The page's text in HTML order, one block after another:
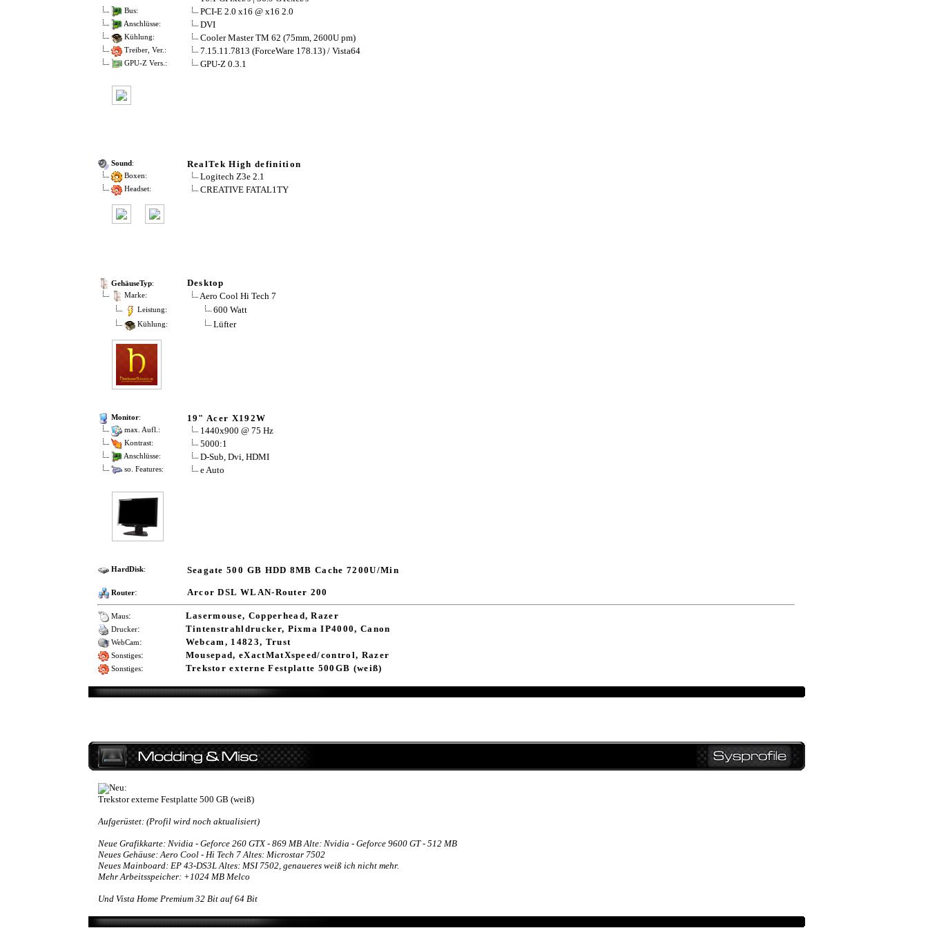
Bus: PCI-E 2.0 x16 @ x16 2.0
Anschlüsse: DVI
Kühlung: Cooler Master TM 62 (75mm, 2600U pm)
Treiber, Ver.: 7.15.11.7813 (ForceWare 178.13) / Vista64
GPU-Z Vers.: GPU-Z 0.3.1
Sound: RealTek High definition
Boxen: Logitech Z3e 2.1
Headset: CREATIVE FATAL1TY
GehäuseTyp: Desktop
Marke: Aero Cool Hi Tech 7
Leistung: 600 Watt
Kühlung: Lüfter
Monitor: 19" Acer X192W
max. Aufl.: 1440x900 @ 75 Hz
Kontrast: 5000:1
Anschlüsse: D-Sub, Dvi, HDMI
so. Features: e Auto
HardDisk: Seagate 500 GB HDD 8MB Cache 7200U/Min
Router: Arcor DSL WLAN-Router 200
Maus: Lasermouse, Copperhead, Razer
Drucker: Tintenstrahldrucker, Pixma IP4000, Canon
WebCam: Webcam, 14823, Trust
Sonstiges: Mousepad, eXactMatXspeed/control, Razer
Sonstiges: Trekstor externe Festplatte 500GB (weiß)
Neu:
Trekstor externe Festplatte 500 GB (weiß)
Aufgerüstet: (Profil wird noch aktualisiert)
Neue Grafikkarte: Nvidia - Geforce 260 GTX - 869 MB Alte: Nvidia - Geforce 9600 GT - 512 MB
Neues Gehäuse: Aero Cool - Hi Tech 7 Altes: Microstar 7502
Neues Mainboard: EP 43-DS3L Altes: MSI 7502, genaueres weiß ich nicht mehr.
Mehr Arbeitsspeicher: +1024 MB Melco
Und Vista Home Premium 32 Bit auf 64 Bit